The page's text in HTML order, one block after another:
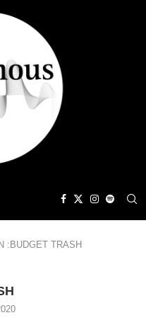
:BUDGET TRASH